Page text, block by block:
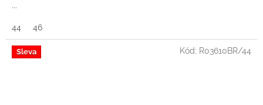
...
44 46
Sleva Kód: R03610BR/44